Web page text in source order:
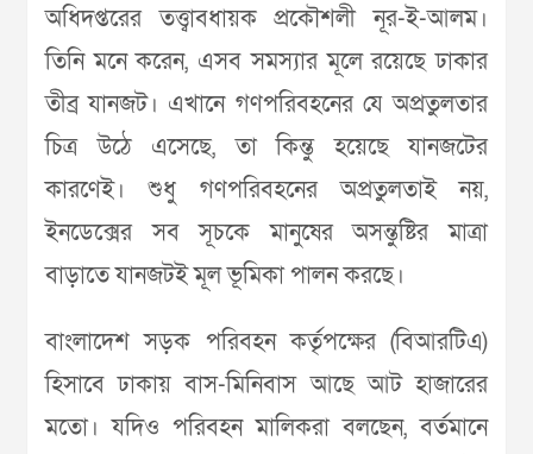
অধিদপ্তরের তত্ত্বাবধায়ক প্রকৌশলী নূর-ই-আলম।
তিনি মনে করেন, এসব সমস্যার মূলে রয়েছে ঢাকার
তীব্র যানজট। এখানে গণপরিবহনের যে অপ্রতুলতার
চিত্র উঠে এসেছে, তা কিন্তু হয়েছে যানজটের
কারণেই। শুধু গণপরিবহনের অপ্রতুলতাই নয়,
ইনডেক্সের সব সূচকে মানুষের অসন্তুষ্টির মাত্রা
বাড়াতে যানজটই মূল ভূমিকা পালন করছে।
বাংলাদেশ সড়ক পরিবহন কর্তৃপক্ষের (বিআরটিএ)
হিসাবে ঢাকায় বাস-মিনিবাস আছে আট হাজারের
মতো। যদিও পরিবহন মালিকরা বলছেন, বর্তমানে